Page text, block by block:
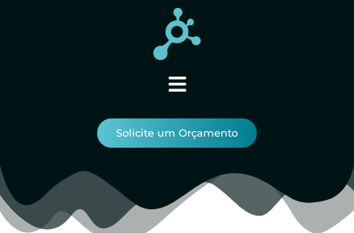
Solicite um Orçamento